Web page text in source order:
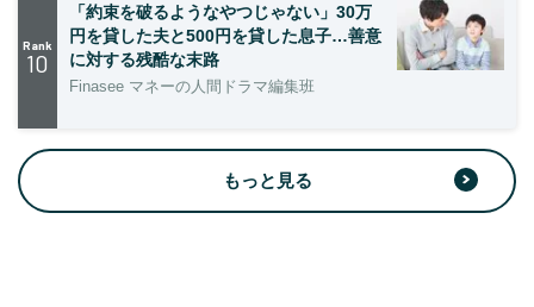
Rank
10
「約束を破るようなやつじゃない」30万
円を貸した夫と500円を貸した息子…善意
に対する残酷な末路
Finasee マネーの人間ドラマ編集班
もっと見る